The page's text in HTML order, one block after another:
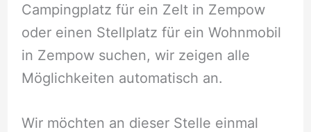
Campingplatz für ein Zelt in Zempow
oder einen Stellplatz für ein Wohnmobil
in Zempow suchen, wir zeigen alle
Möglichkeiten automatisch an.
Wir möchten an dieser Stelle einmal